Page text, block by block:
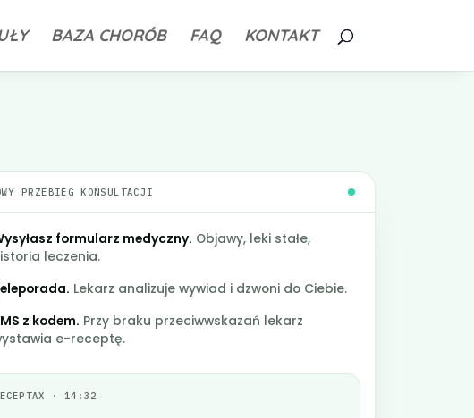
BAZA CHORÓB FAQ KONTAKT
PRZEBIEG KONSULTACJI
formularz medyczny. Objawy, leki stałe,
leczenia.
Lekarz analizuje wywiad i dzwoni do Ciebie.
z kodem. Przy braku przeciwwskazań lekarz
e-receptę.
· 14:32